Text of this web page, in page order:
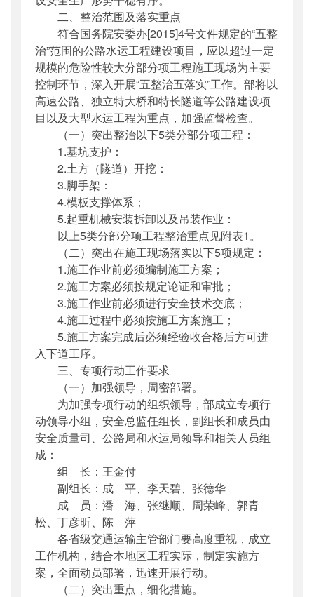
二、整治范围及落实重点
符合国务院安委办[2015]4号文件规定的“五整
治”范围的公路水运工程建设项目，应以超过一定
规模的危险性较大分部分项工程施工现场为主要
控制环节，深入开展“五整治五落实”工作。部将以
高速公路、独立特大桥和特长隧道等公路建设项
目以及大型水运工程为重点，加强监督检查。
（一）突出整治以下5类分部分项工程：
1.基坑支护：
2.土方（隧道）开挖：
3.脚手架：
4.模板支撑体系；
5.起重机械安装拆卸以及吊装作业：
以上5类分部分项工程整治重点见附表1。
（二）突出在施工现场落实以下5项规定：
1.施工作业前必须编制施工方案；
2.施工方案必须按规定论证和审批；
3.施工作业前必须进行安全技术交底；
4.施工过程中必须按施工方案施工；
5.施工方案完成后必须经验收合格后方可进
入下道工序。
三、专项行动工作要求
（一）加强领导，周密部署。
为加强专项行动的组织领导，部成立专项行
动领导小组，安全总监任组长，副组长和成员由
安全质量司、公路局和水运局领导和相关人员组
成：
组 长：王金付
副组长：成 平、李天碧、张德华
成 员：潘 海、张继顺、周荣峰、郭青
松、丁彦昕、陈 萍
各省级交通运输主管部门要高度重视，成立
工作机构，结合本地区工程实际，制定实施方
案，全面动员部署，迅速开展行动。
（二）突出重点，细化措施。